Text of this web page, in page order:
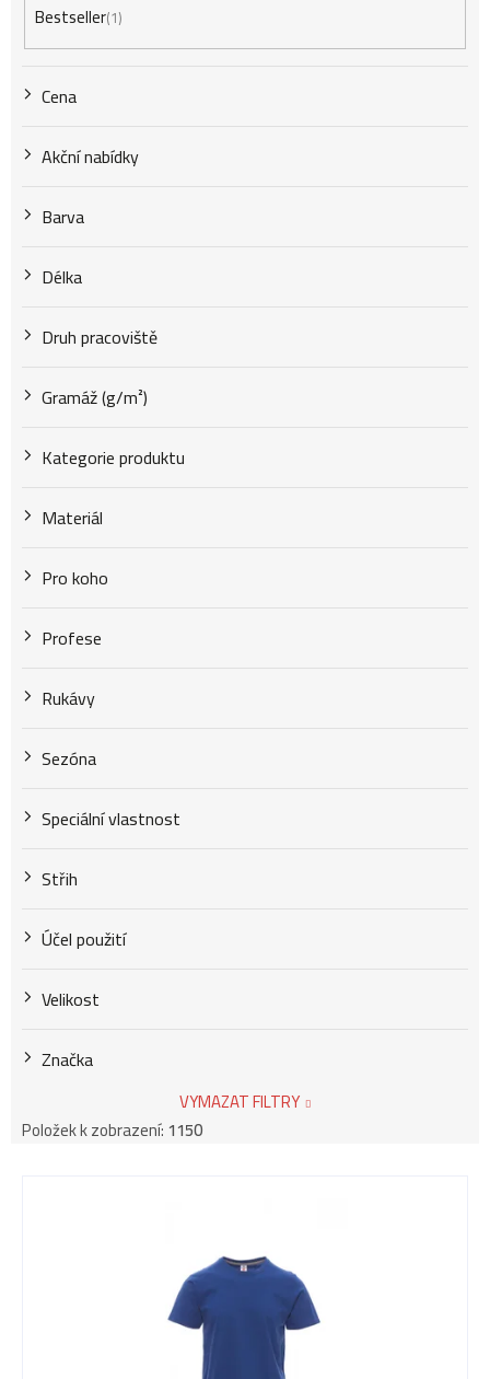
d
u
k
ů
Bestseller 1
Cena
Akční nabídky
Barva
Délka
Druh pracoviště
Gramáž (g/m²)
Kategorie produktu
Materiál
Pro koho
Profese
Rukávy
Sezóna
Speciální vlastnost
Střih
Účel použití
Velikost
Značka
VYMAZAT FILTRY
Položek k zobrazení:1150